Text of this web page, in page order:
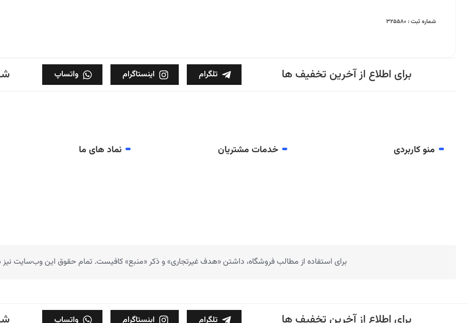
شماره ثبت : ۳۲۵۵۸۰
🖐 تلگرام اینستاگرام واتساپ برای اطلاع از آخرین تخفیف ها
منو کاربردی خدمات مشتریان نماد های ما
برای استفاده از مطالب فروشگاه، داشتن «هدف غیرتجاری» و ذکر «منبع» کافیست. تمام حقوق اين وب‌سايت نیز
تلگرام اینستاگرام واتساپ